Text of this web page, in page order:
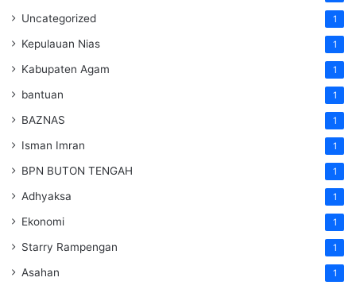
Uncategorized 1
Kepulauan Nias 1
Kabupaten Agam 1
bantuan 1
BAZNAS 1
Isman Imran 1
BPN BUTON TENGAH 1
Adhyaksa 1
Ekonomi 1
Starry Rampengan 1
Asahan 1